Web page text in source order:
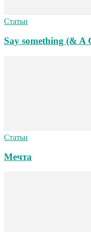
Статьи
Say something (& A
Статьи
Мечта